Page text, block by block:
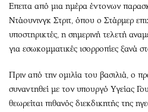
Επειτα από μια ημέρα έντονων
Ντάουνινγκ Στριτ, όπου ο Στάρμερ
υποστηρικτές, η σημερινή τελετή
για εσωκομματικές ισορροπίες ξανά
Πριν από την ομιλία του βασιλιά, ο
συναντηθεί με τον υπουργό Υγείας
θεωρείται πιθανός διεκδικητής της